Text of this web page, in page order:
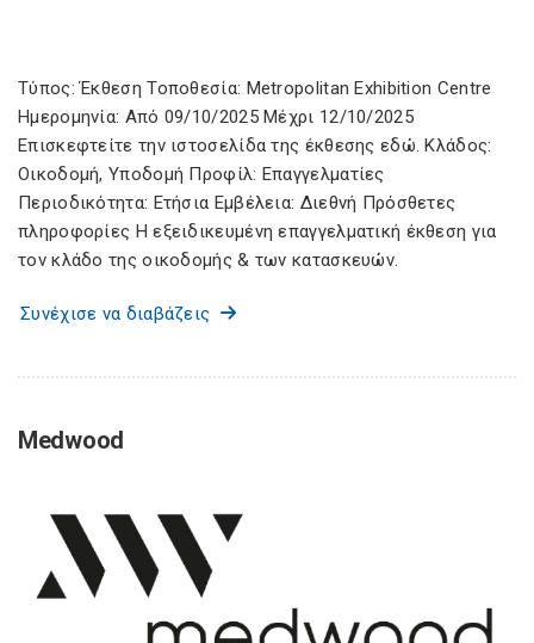
Τύπος: Έκθεση Τοποθεσία: Metropolitan Exhibition Centre
Ημερομηνία: Από 09/10/2025 Μέχρι 12/10/2025
Επισκεφτείτε την ιστοσελίδα της έκθεσης εδώ. Κλάδος:
Οικοδομή, Υποδομή Προφίλ: Επαγγελματίες
Περιοδικότητα: Ετήσια Εμβέλεια: Διεθνή Πρόσθετες
πληροφορίες Η εξειδικευμένη επαγγελματική έκθεση για
τον κλάδο της οικοδομής & των κατασκευών.
Συνέχισε να διαβάζεις
Medwood